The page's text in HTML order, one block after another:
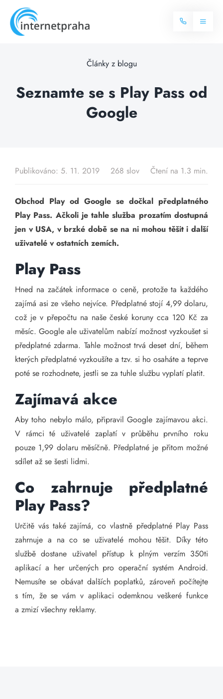
content
Toggle
Balíčky internetu
Blog
Kontakt
Články z blogu
Seznamte se s Play Pass od
Google
Publikováno: 5. 11. 2019 268 slov Čtení na 1.3 min.
Obchod Play od Google se dočkal předplatného
Play Pass. Ačkoli je tahle služba prozatím dostupná
jen v USA, v brzké době se na ni mohou těšit i další
uživatelé v ostatních zemích.
Play Pass
Hned na začátek informace o ceně, protože ta každého
zajímá asi ze všeho nejvíce. Předplatné stojí 4,99 dolaru,
což je v přepočtu na naše české koruny cca 120 Kč za
měsíc. Google ale uživatelům nabízí možnost vyzkoušet si
předplatné zdarma. Tahle možnost trvá deset dní, během
kterých předplatné vyzkoušíte a tzv. si ho osaháte a teprve
poté se rozhodnete, jestli se za tuhle službu vyplatí platit.
Zajímavá akce
Aby toho nebylo málo, připravil Google zajímavou akci.
V rámci té uživatelé zaplatí v průběhu prvního roku
pouze 1,99 dolaru měsíčně. Předplatné je přitom možné
sdílet až se šesti lidmi.
Co zahrnuje předplatné
Play Pass?
Určitě vás také zajímá, co vlastně předplatné Play Pass
zahrnuje a na co se uživatelé mohou těšit. Díky této
službě dostane uživatel přístup k plným verzím 350ti
aplikací a her určených pro operační systém Android.
Nemusíte se obávat dalších poplatků, zároveň počítejte
s tím, že se vám v aplikaci odemknou veškeré funkce
a zmizí všechny reklamy.